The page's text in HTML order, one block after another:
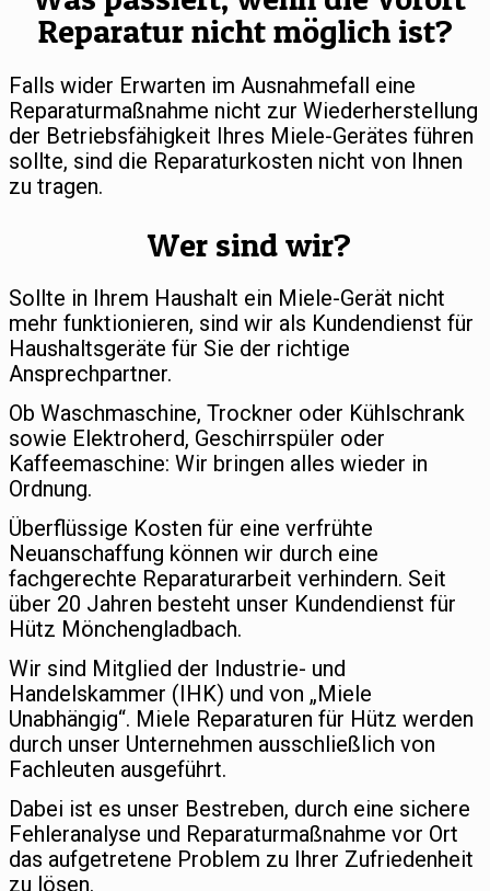
Reparatur nicht möglich ist?
Falls wider Erwarten im Ausnahmefall eine
Reparaturmaßnahme nicht zur Wiederherstellung
der Betriebsfähigkeit Ihres Miele-Gerätes führen
sollte, sind die Reparaturkosten nicht von Ihnen
zu tragen.
Wer sind wir?
Sollte in Ihrem Haushalt ein Miele-Gerät nicht
mehr funktionieren, sind wir als Kundendienst für
Haushaltsgeräte für Sie der richtige
Ansprechpartner.
Ob Waschmaschine, Trockner oder Kühlschrank
sowie Elektroherd, Geschirrspüler oder
Kaffeemaschine: Wir bringen alles wieder in
Ordnung.
Überflüssige Kosten für eine verfrühte
Neuanschaffung können wir durch eine
fachgerechte Reparaturarbeit verhindern. Seit
über 20 Jahren besteht unser Kundendienst für
Hütz Mönchengladbach.
Wir sind Mitglied der Industrie- und
Handelskammer (IHK) und von „Miele
Unabhängig“. Miele Reparaturen für Hütz werden
durch unser Unternehmen ausschließlich von
Fachleuten ausgeführt.
Dabei ist es unser Bestreben, durch eine sichere
Fehleranalyse und Reparaturmaßnahme vor Ort
das aufgetretene Problem zu Ihrer Zufriedenheit
zu lösen.